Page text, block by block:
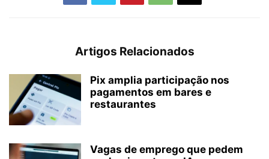
Artigos Relacionados
Pix amplia participação nos
pagamentos em bares e
restaurantes
Vagas de emprego que pedem